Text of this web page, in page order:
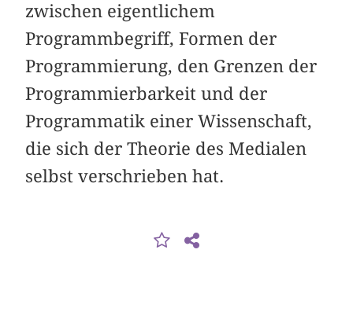
zwischen eigentlichem
Programmbegriff, Formen der
Programmierung, den Grenzen der
Programmierbarkeit und der
Programmatik einer Wissenschaft,
die sich der Theorie des Medialen
selbst verschrieben hat.